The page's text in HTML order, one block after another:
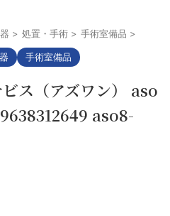
> 処置・手術 > 手術室備品 >
手術室備品
ス（アズワン） aso
aso8-